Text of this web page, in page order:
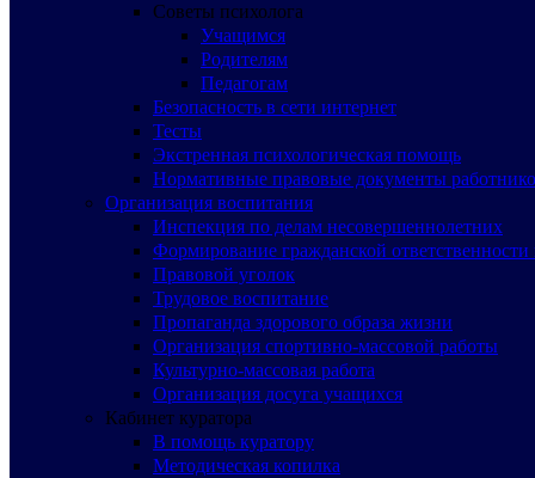
Советы психолога
Учащимся
Родителям
Педагогам
Безопасность в сети интернет
Тесты
Экстренная психологическая помощь
Нормативные правовые документы
Организация воспитания
Инспекция по делам несовершеннолетних
Формирование гражданской ответственности
Правовой уголок
Трудовое воспитание
Пропаганда здорового образа жизни
Организация спортивно-массовой работы
Культурно-массовая работа
Организация досуга учащихся
Кабинет куратора
В помощь куратору
Методическая копилка